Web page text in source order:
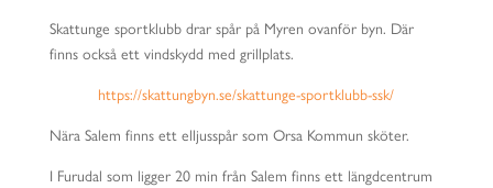
Skattunge sportklubb drar spår på Myren ovanför byn. Där
finns också ett vindskydd med grillplats.
https://skattungbyn.se/skattunge-sportklubb-ssk/
Nära Salem finns ett elljusspår som Orsa Kommun sköter.
I Furudal som ligger 20 min från Salem finns ett längdcentrum